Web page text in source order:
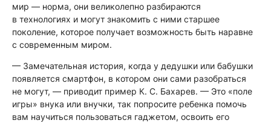
мир — норма, они великолепно разбираются
в технологиях и могут знакомить с ними старшее
поколение, которое получает возможность быть наравне
с современным миром.
— Замечательная история, когда у дедушки или бабушки
появляется смартфон, в котором они сами разобраться
не могут, — приводит пример К. С. Бахарев. — Это «поле
игры» внука или внучки, так попросите ребенка помочь
вам научиться пользоваться гаджетом, освоить его